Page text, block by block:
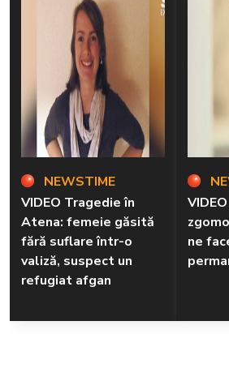
NEWSTIME
VIDEO Tragedie în
Atena: femeie găsită
fără suflare într-o
valiză, suspect un
refugiat afgan
ne